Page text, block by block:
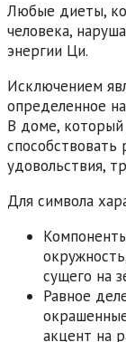
Любые диеты,
человека,
энергии Ци.
Исключением
определенное
В доме, который
способствовать
удовольствия,
Для символа
сущего на
Равное
акцент на